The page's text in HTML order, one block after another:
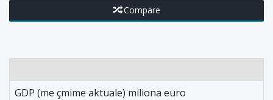
Compare
GDP (me çmime aktuale) miliona euro